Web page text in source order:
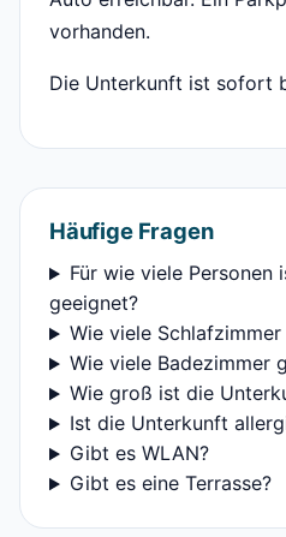
vorhanden.
Die Unterkunft ist sofort
Häufige Fragen
Für wie viele Personen
geeignet?
Wie viele
Wie viele Badezimmer
Wie groß ist die
Ist die Unterkunft
Gibt es WLAN?
Gibt es eine Terrasse?